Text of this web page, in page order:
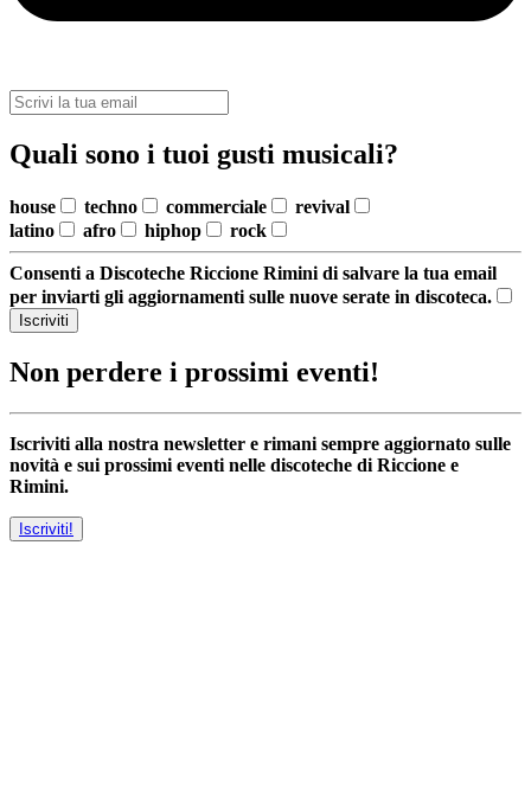
Quali sono i tuoi gusti musicali?
house techno commerciale
revival
latino
afro hiphop rock
Consenti a Discoteche Riccione Rimini di salvare la tua email
per inviarti gli aggiornamenti sulle nuove serate in discoteca.
Iscriviti
Non perdere i prossimi eventi!
Iscriviti alla nostra newsletter e rimani sempre aggiornato sulle
novità e sui prossimi eventi nelle discoteche di Riccione e
Rimini.
Iscriviti!